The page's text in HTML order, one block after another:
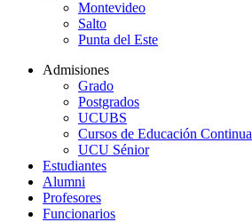
Montevideo
Salto
Punta del Este
Admisiones
Grado
Postgrados
UCUBS
Cursos de Educación Continua
UCU Sénior
Estudiantes
Alumni
Profesores
Funcionarios